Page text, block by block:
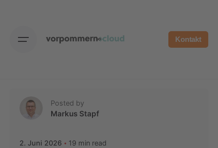
Kontakt
Posted by
Markus Stapf
2. Juni 2026 19 min read